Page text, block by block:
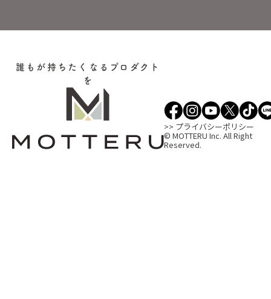
誰もが持ちたくなるプロダクト
を
>> プライバシーポリシー
© MOTTERU Inc. All Right
Reserved.